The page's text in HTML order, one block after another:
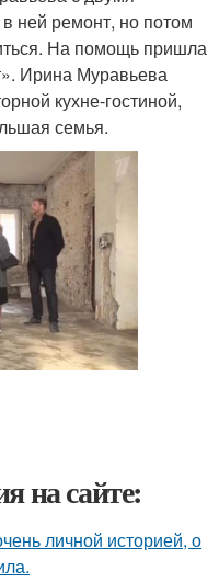
ней ремонт, но потом
На помощь пришла
Ирина Муравьева
кухне-гостиной,
семья.
на сайте:
личной историей, о